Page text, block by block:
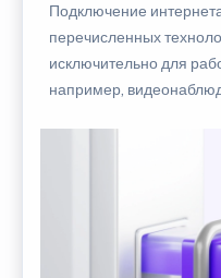
Подключение
перечисленных
исключительно для
например,